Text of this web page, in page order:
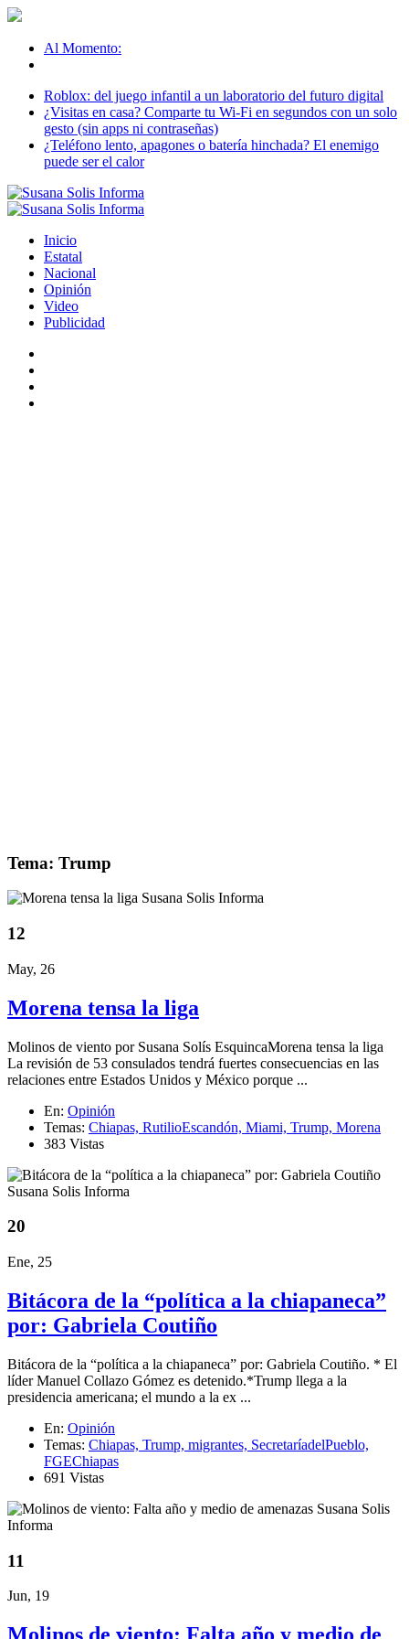
Al Momento:
Roblox: del juego infantil a un laboratorio del futuro digital
¿Visitas en casa? Comparte tu Wi-Fi en segundos con un solo
gesto (sin apps ni contraseñas)
¿Teléfono lento, apagones o batería hinchada? El enemigo
puede ser el calor
Inicio
Estatal
Nacional
Opinión
Video
Publicidad
Tema: Trump
12
May, 26
Morena tensa la liga
Molinos de viento por Susana Solís EsquincaMorena tensa la liga
La revisión de 53 consulados tendrá fuertes consecuencias en las
relaciones entre Estados Unidos y México porque ...
En: Opinión
Temas: Chiapas, RutilioEscandón, Miami, Trump, Morena
383 Vistas
20
Ene, 25
Bitácora de la “política a la chiapaneca”
por: Gabriela Coutiño
Bitácora de la “política a la chiapaneca” por: Gabriela Coutiño. * El
líder Manuel Collazo Gómez es detenido.*Trump llega a la
presidencia americana; el mundo a la ex ...
En: Opinión
Temas: Chiapas, Trump, migrantes, SecretaríadelPueblo,
FGEChiapas
691 Vistas
11
Jun, 19